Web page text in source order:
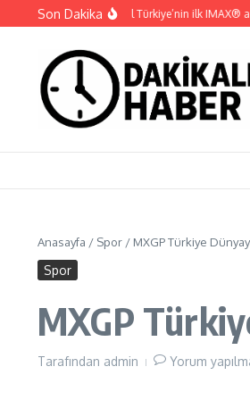
İçeriğe atlaSon Dakika
ve Gülmeyen Kral Türkiye’nin ilk IMAX®
Anasayfa / Spor / MXGP Türkiye
Spor
MXGP
Tarafından admin Yorum